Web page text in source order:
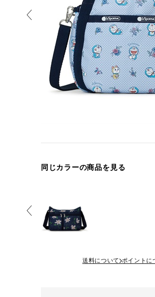
同じカラーの商品を見る
送料について ポイントに